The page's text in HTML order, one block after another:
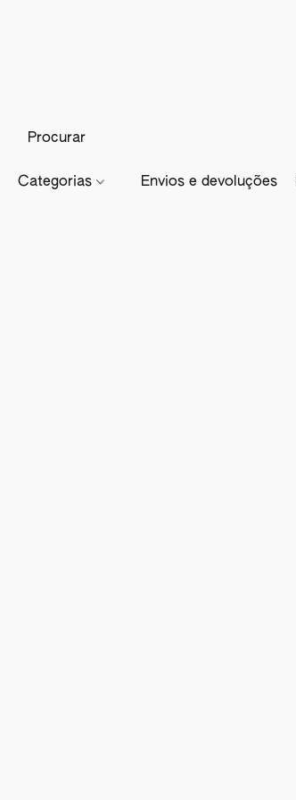
Categorias Envios e devoluções